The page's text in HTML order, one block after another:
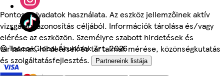
Pontos helyadatok használata. Az eszköz jellemzőinek aktív
vizsgálata azonosítás céljából. Információk tárolása és/vagy
elérése az eszközön. Személyre szabott hirdetések és
tartalmak, hirdetések és tartalmak mérése, közönségkutatás
és szolgáltatásfejlesztés.
Partnereink listája
©Tesco-Global Áruházak Zrt. 2026